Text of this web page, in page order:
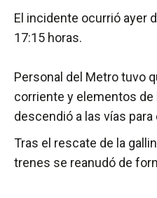
El incidente ocurrió ayer
17:15 horas.
Personal del Metro tuvo
corriente y elementos de
descendió a las vías
Tras el rescate de la
trenes se reanudó de